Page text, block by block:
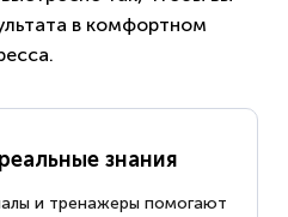
в комфортном
знания
и тренажеры помогают